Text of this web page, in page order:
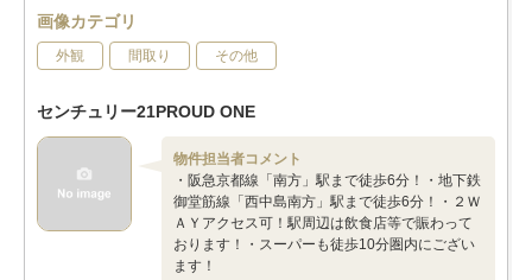
画像カテゴリ
外観 間取り その他
センチュリー21PROUD ONE
物件担当者コメント
・阪急京都線「南方」駅まで徒歩6分！・地下鉄
御堂筋線「西中島南方」駅まで徒歩6分！・２Ｗ
ＡＹアクセス可！駅周辺は飲食店等で賑わって
おります！・スーパーも徒歩10分圏内にござい
ます！